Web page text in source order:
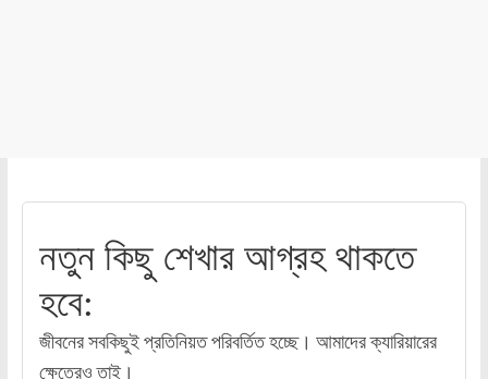
নতুন কিছু শেখার আগ্রহ থাকতে
হবে:
জীবনের সবকিছুই প্রতিনিয়ত পরিবর্তিত হচ্ছে। আমাদের ক্যারিয়ারের
ক্ষেত্রেও তাই।